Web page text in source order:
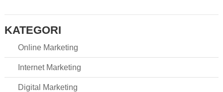
KATEGORI
Online Marketing
Internet Marketing
Digital Marketing